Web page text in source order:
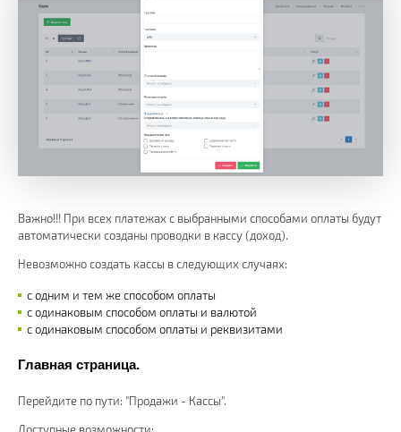
Важно!!! При всех платежах с выбранными способами оплаты будут
автоматически созданы проводки в кассу (доход).
Невозможно создать кассы в следующих случаях:
с одним и тем же способом оплаты
с одинаковым способом оплаты и валютой
с одинаковым способом оплаты и реквизитами
Главная страница.
Перейдите по пути: "Продажи - Кассы".